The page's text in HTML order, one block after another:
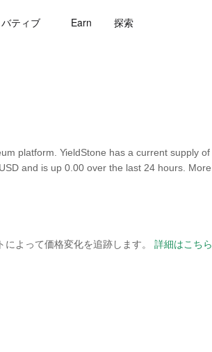
ティブ Earn 探索
platform. YieldStone has a current supply of
and is up 0.00 over the last 24 hours. More
よって価格変化を追跡します。 詳細はこちら